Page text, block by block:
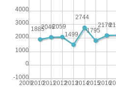
20092010201120122013201420152016
-1000
0
1000
2000
3000
4000
2178
1795
2744
1499
2059
2046
1885